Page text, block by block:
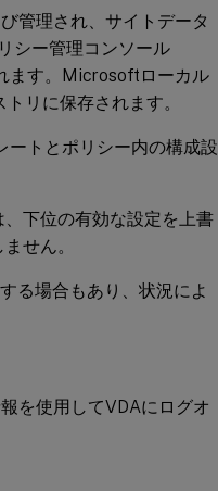
管理され、サイトデータ
シー管理コンソール
ます。Microsoftローカル
リに保存されます。
ートとポリシー内の構成設
下位の有効な設定を上書
せん。
る場合もあり、状況によ
を使用してVDAにログオ